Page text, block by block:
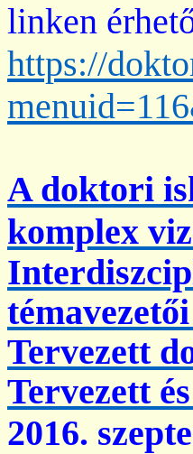
linken
https://
A doktori
komplex
Tervezett
Tervezett
2016.